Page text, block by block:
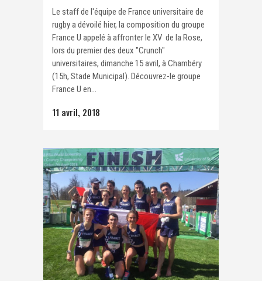
Le staff de l'équipe de France universitaire de
rugby a dévoilé hier, la composition du groupe
France U appelé à affronter le XV de la Rose,
lors du premier des deux "Crunch"
universitaires, dimanche 15 avril, à Chambéry
(15h, Stade Municipal). Découvrez-le groupe
France U en...
11 avril, 2018